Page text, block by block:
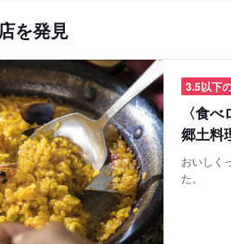
を発見
3.5以下
〈食
郷土料
おいしく
た。